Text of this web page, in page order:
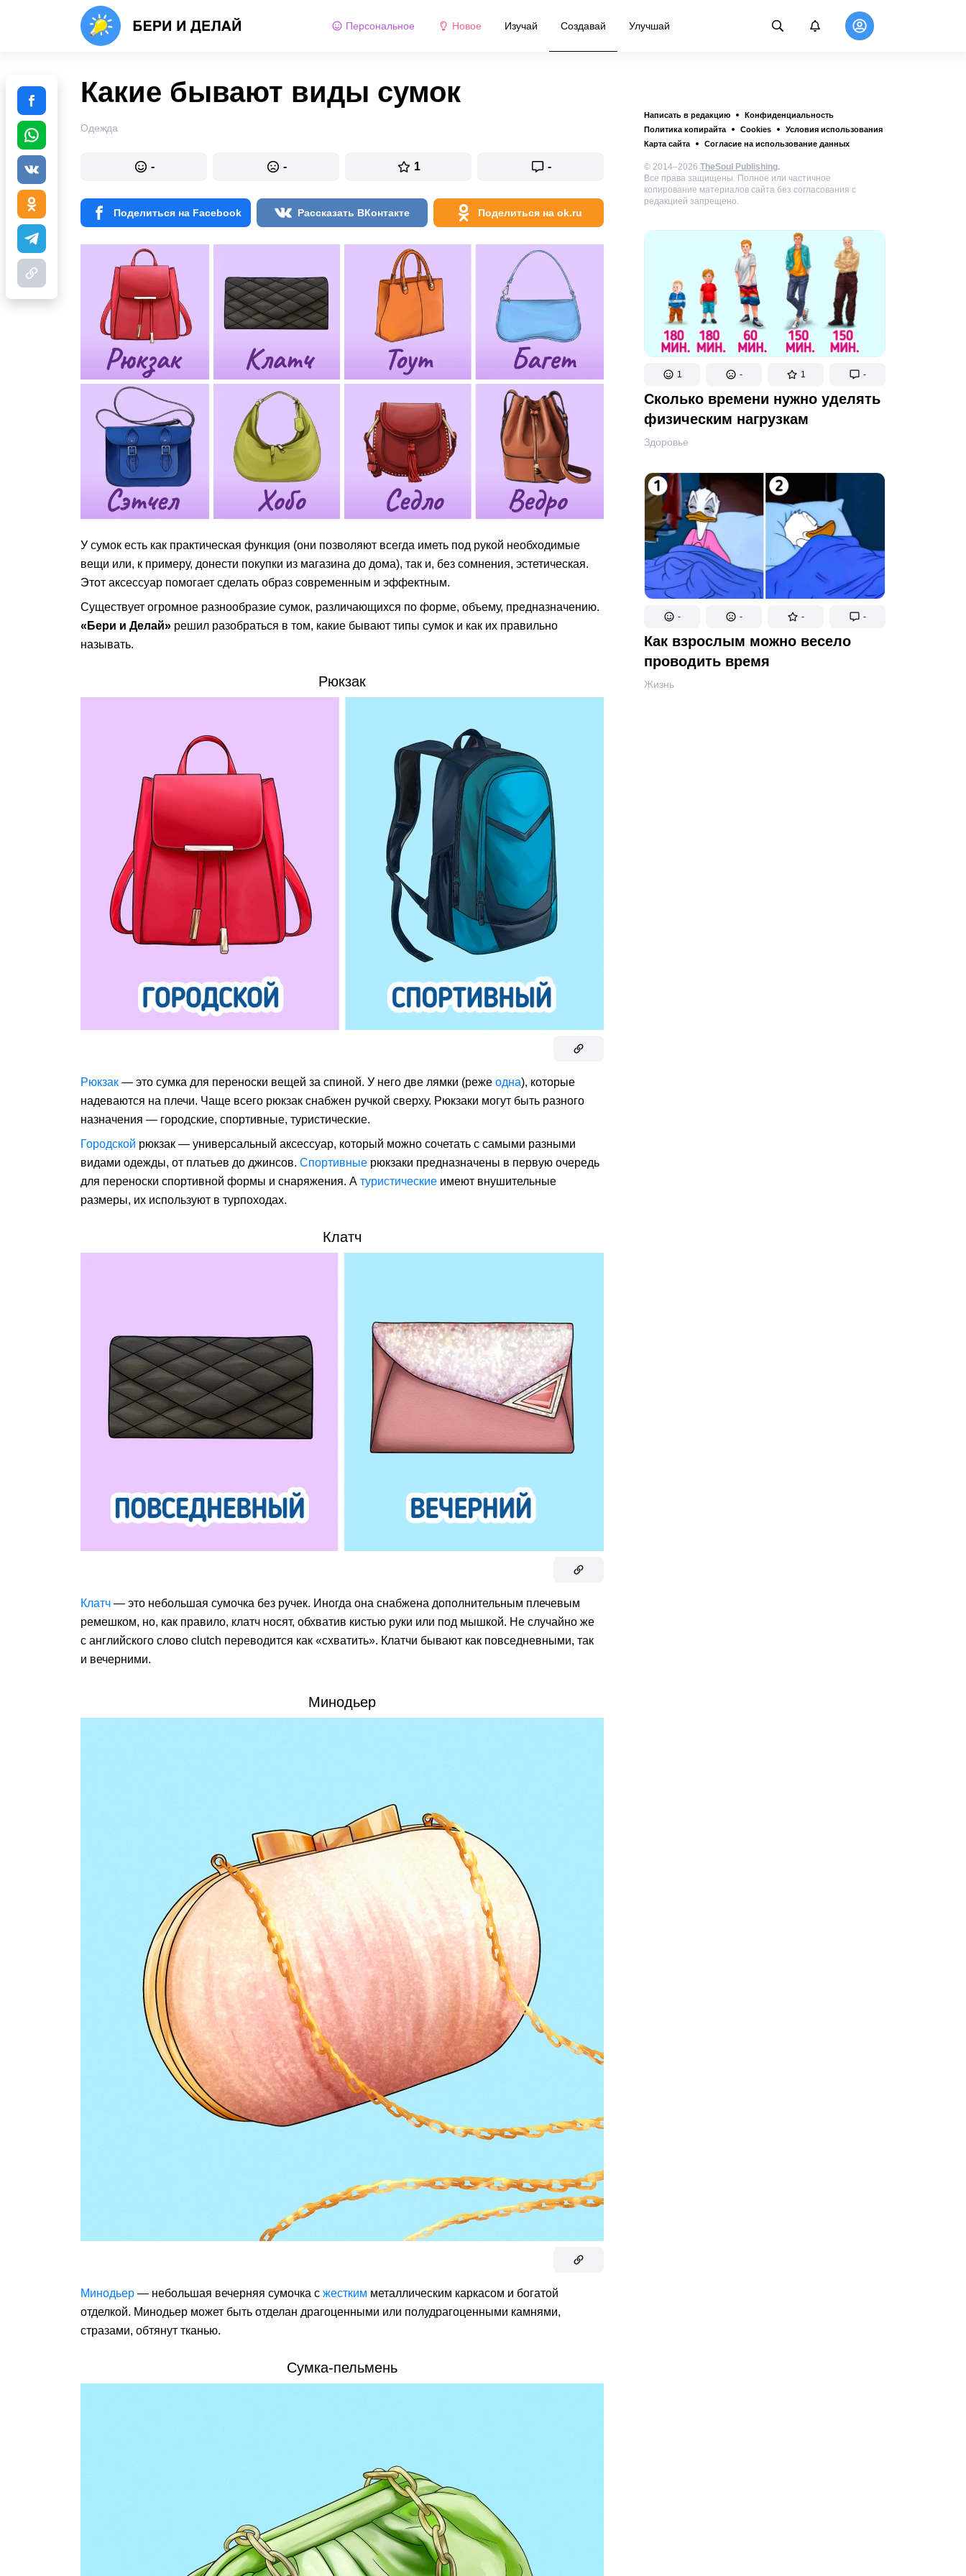
Персональное Новое Изучай Создавай Улучшай
Написать в редакцию
Конфиденциальность
Политика копирайта
Cookies
Условия использования
Карта сайта
Согласие на использование данных
© 2014–2026 TheSoul Publishing.
Все права защищены. Полное или частичное
копирование материалов сайта без согласования с
редакцией запрещено.
1 - 1 -
Сколько времени нужно уделять
физическим нагрузкам
Здоровье
- - - -
Как взрослым можно весело
проводить время
Жизнь
Какие бывают виды сумок
Одежда
- - 1 -
Поделиться на Facebook Рассказать ВКонтакте Поделиться на ok.ru
У сумок есть как практическая функция (они позволяют всегда иметь под рукой необходимые
вещи или, к примеру, донести покупки из магазина до дома), так и, без сомнения, эстетическая.
Этот аксессуар помогает сделать образ современным и эффектным.
Существует огромное разнообразие сумок, различающихся по форме, объему, предназначению.
«Бери и Делай» решил разобраться в том, какие бывают типы сумок и как их правильно
называть.
Рюкзак
Рюкзак — это сумка для переноски вещей за спиной. У него две лямки (реже одна), которые
надеваются на плечи. Чаще всего рюкзак снабжен ручкой сверху. Рюкзаки могут быть разного
назначения — городские, спортивные, туристические.
Городской рюкзак — универсальный аксессуар, который можно сочетать с самыми разными
видами одежды, от платьев до джинсов. Спортивные рюкзаки предназначены в первую очередь
для переноски спортивной формы и снаряжения. А туристические имеют внушительные
размеры, их используют в турпоходах.
Клатч
Клатч — это небольшая сумочка без ручек. Иногда она снабжена дополнительным плечевым
ремешком, но, как правило, клатч носят, обхватив кистью руки или под мышкой. Не случайно же
с английского слово clutch переводится как «схватить». Клатчи бывают как повседневными, так
и вечерними.
Минодьер
Минодьер — небольшая вечерняя сумочка с жестким металлическим каркасом и богатой
отделкой. Минодьер может быть отделан драгоценными или полудрагоценными камнями,
стразами, обтянут тканью.
Сумка-пельмень